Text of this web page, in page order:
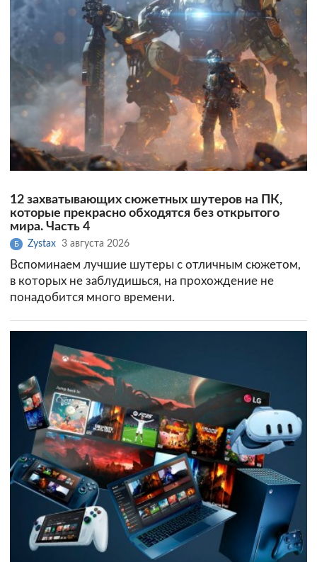
12 захватывающих сюжетных шутеров на ПК,
которые прекрасно обходятся без открытого
мира. Часть 4
Б Zystax 3 августа 2026
Вспоминаем лучшие шутеры с отличным сюжетом,
в которых не заблудишься, на прохождение не
понадобится много времени.